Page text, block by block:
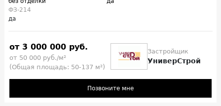
ФЗ-214
да
от 3 000 000 руб.
от 50 000 руб./м²
(Общая площадь: 50-137 м²)
Застройщик
УниверСтрой
Позвоните мне